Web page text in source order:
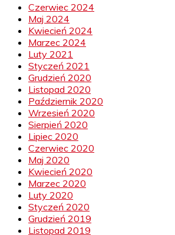
Czerwiec 2024
Maj 2024
Kwiecień 2024
Marzec 2024
Luty 2021
Styczeń 2021
Grudzień 2020
Listopad 2020
Październik 2020
Wrzesień 2020
Sierpień 2020
Lipiec 2020
Czerwiec 2020
Maj 2020
Kwiecień 2020
Marzec 2020
Luty 2020
Styczeń 2020
Grudzień 2019
Listopad 2019